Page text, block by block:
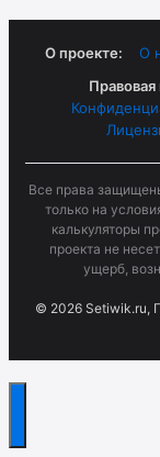
О проекте: О
Все права
только на
калькуляторы
проекта не
ущерб,
© 2026 Setiwik.ru,